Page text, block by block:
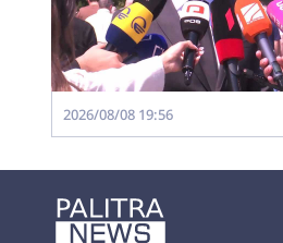
2026/08/08 19:56